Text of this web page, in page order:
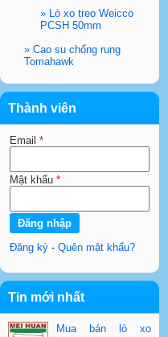
» Lò xo treo Weicco
PCSH 50mm
» Cao su chống rung
Tomahawk
Thành viên
Email *
Mật khẩu *
Đăng ký - Quên mật khẩu?
Tin mới nhất
Mua bán lò xo